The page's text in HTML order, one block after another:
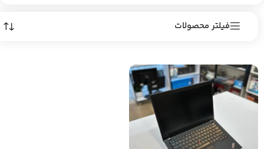
فیلتر محصولات